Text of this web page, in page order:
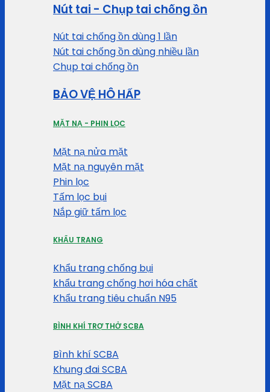
Nút tai - Chụp tai chống ồn
Nút tai chống ồn dùng 1 lần
Nút tai chống ồn dùng nhiều lần
Chụp tai chống ồn
BẢO VỆ HÔ HẤP
MẶT NẠ - PHIN LỌC
Mặt nạ nửa mặt
Mặt nạ nguyên mặt
Phin lọc
Tấm lọc bụi
Nắp giữ tấm lọc
KHẨU TRANG
Khẩu trang chống bụi
khẩu trang chống hơi hóa chất
Khẩu trang tiêu chuẩn N95
BÌNH KHÍ TRỢ THỞ SCBA
Bình khí SCBA
Khung đai SCBA
Mặt nạ SCBA